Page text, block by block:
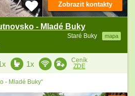
- Mladé Buky
Staré Buky mapa
Zobrazit kontakty
1x
Ceník
ZDE
- Mladé Buky“